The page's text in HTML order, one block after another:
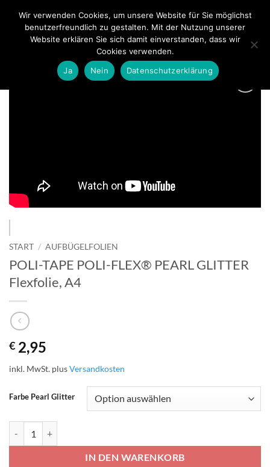
Inhalt
springen
0
START / AUFBÜGELFOLIEN
POLI-TAPE POLI-FLEX® PEARL GLITTER
Flexfolie, A4
€ 2,95
inkl. MwSt. plusVersandkosten
Farbe Pearl Glitter
IN DEN WARENKORB
Wir verwenden Cookies, um unsere Website für Sie möglichst
benutzerfreundlich zu gestalten. Mit der Nutzung unserer
Website erklären Sie sich damit einverstanden, dass wir
Cookies verwenden.
Ja
Nein Datenschutzerklärung